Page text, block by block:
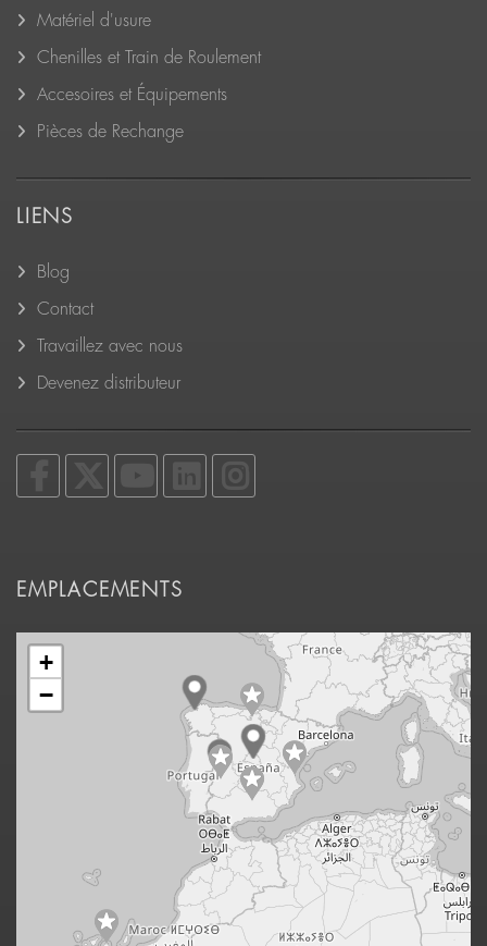
Matériel d'usure
Chenilles et Train de Roulement
Accesoires et Équipements
Pièces de Rechange
LIENS
Blog
Contact
Travaillez avec nous
Devenez distributeur
EMPLACEMENTS
+
−